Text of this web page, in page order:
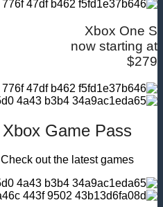
Xbox One S
now starting at
$279
Xbox Game Pass
Check out the latest games